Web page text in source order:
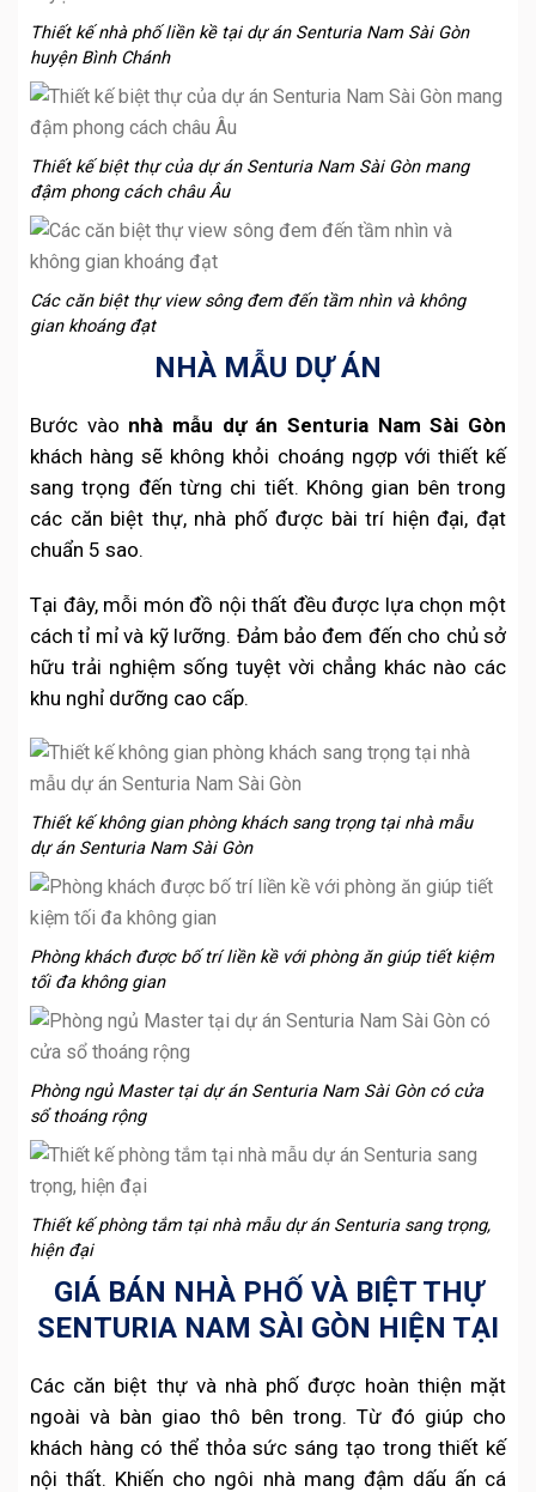
Thiết kế nhà phố liền kề tại dự án Senturia Nam Sài Gòn
huyện Bình Chánh
Thiết kế biệt thự của dự án Senturia Nam Sài Gòn mang
đậm phong cách châu Âu
Các căn biệt thự view sông đem đến tầm nhìn và không
gian khoáng đạt
NHÀ MẪU DỰ ÁN
Bước vào nhà mẫu dự án Senturia Nam Sài Gòn
khách hàng sẽ không khỏi choáng ngợp với thiết kế
sang trọng đến từng chi tiết. Không gian bên trong
các căn biệt thự, nhà phố được bài trí hiện đại, đạt
chuẩn 5 sao.
Tại đây, mỗi món đồ nội thất đều được lựa chọn một
cách tỉ mỉ và kỹ lưỡng. Đảm bảo đem đến cho chủ sở
hữu trải nghiệm sống tuyệt vời chẳng khác nào các
khu nghỉ dưỡng cao cấp.
Thiết kế không gian phòng khách sang trọng tại nhà mẫu
dự án Senturia Nam Sài Gòn
Phòng khách được bố trí liền kề với phòng ăn giúp tiết kiệm
tối đa không gian
Phòng ngủ Master tại dự án Senturia Nam Sài Gòn có cửa
sổ thoáng rộng
Thiết kế phòng tắm tại nhà mẫu dự án Senturia sang trọng,
hiện đại
GIÁ BÁN NHÀ PHỐ VÀ BIỆT THỰ
SENTURIA NAM SÀI GÒN HIỆN TẠI
Các căn biệt thự và nhà phố được hoàn thiện mặt
ngoài và bàn giao thô bên trong. Từ đó giúp cho
khách hàng có thể thỏa sức sáng tạo trong thiết kế
nội thất. Khiến cho ngôi nhà mang đậm dấu ấn cá